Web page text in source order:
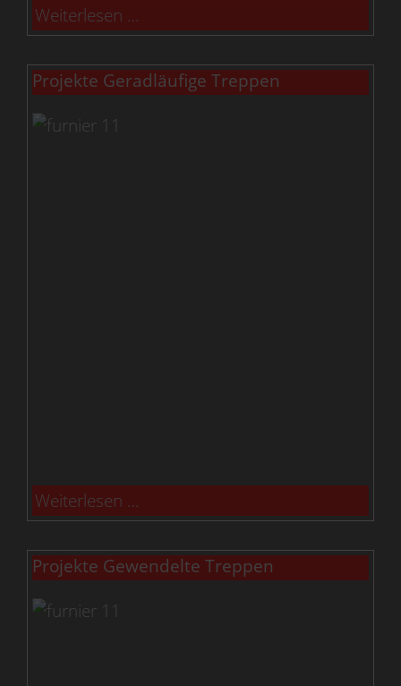
Weiterlesen …
Projekte Geradläufige Treppen
Weiterlesen …
Projekte Gewendelte Treppen